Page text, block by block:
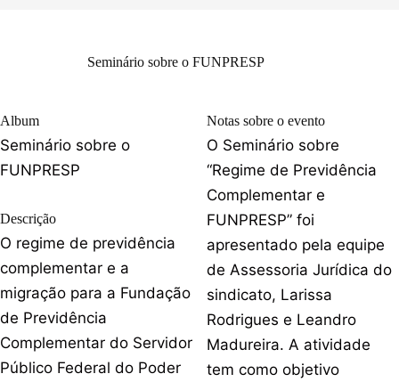
Seminário sobre o FUNPRESP
Album
Seminário sobre o
FUNPRESP
Descrição
O regime de previdência
complementar e a
migração para a Fundação
de Previdência
Complementar do Servidor
Público Federal do Poder
Notas sobre o evento
O Seminário sobre
“Regime de Previdência
Complementar e
FUNPRESP” foi
apresentado pela equipe
de Assessoria Jurídica do
sindicato, Larissa
Rodrigues e Leandro
Madureira. A atividade
tem como objetivo